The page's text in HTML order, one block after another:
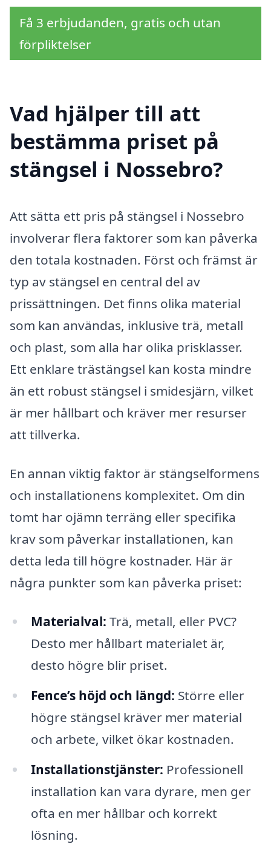
Få 3 erbjudanden, gratis och utan
förpliktelser
Vad hjälper till att
bestämma priset på
stängsel i Nossebro?
Att sätta ett pris på stängsel i Nossebro
involverar flera faktorer som kan påverka
den totala kostnaden. Först och främst är
typ av stängsel en central del av
prissättningen. Det finns olika material
som kan användas, inklusive trä, metall
och plast, som alla har olika prisklasser.
Ett enklare trästängsel kan kosta mindre
än ett robust stängsel i smidesjärn, vilket
är mer hållbart och kräver mer resurser
att tillverka.
En annan viktig faktor är stängselformens
och installationens komplexitet. Om din
tomt har ojämn terräng eller specifika
krav som påverkar installationen, kan
detta leda till högre kostnader. Här är
några punkter som kan påverka priset:
Materialval: Trä, metall, eller PVC?
Desto mer hållbart materialet är,
desto högre blir priset.
Fence’s höjd och längd: Större eller
högre stängsel kräver mer material
och arbete, vilket ökar kostnaden.
Installationstjänster: Professionell
installation kan vara dyrare, men ger
ofta en mer hållbar och korrekt
lösning.